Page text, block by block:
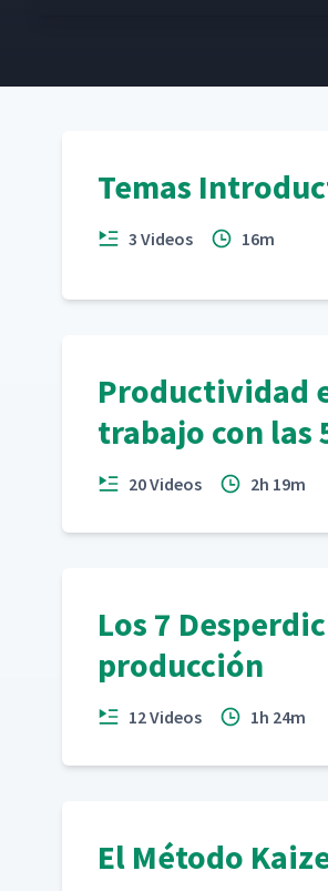
Temas
3 Videos 16m
Productividad
trabajo con las
20 Videos 2h 19m
Los 7
producción
12 Videos 1h 24m
El Método